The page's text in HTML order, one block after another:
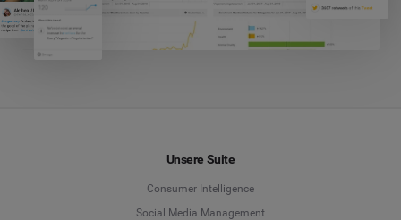
Unsere Suite
Consumer Intelligence
Social Media Management